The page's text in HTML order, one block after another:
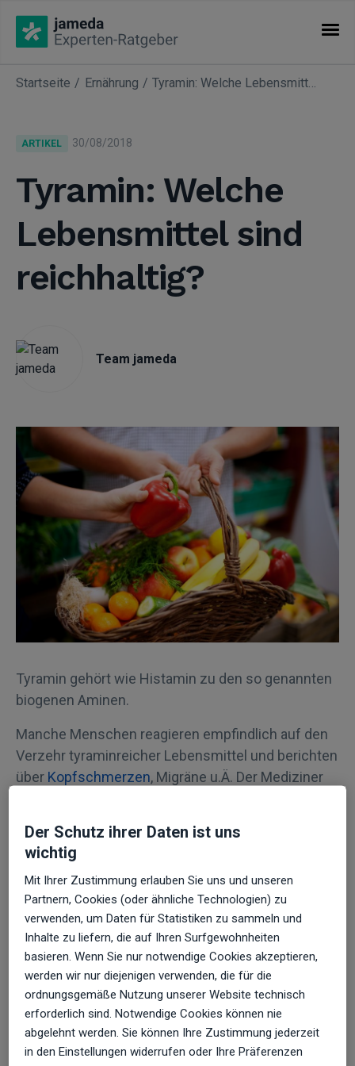
KATEGORIEN
Fachgebiete
Startseite Ernährung Tyramin: Welche Lebensmittel sind reichhaltig?
ARTIKEL 30/08/2018
Tyramin: Welche
Lebensmittel sind
reichhaltig?
Team jameda
Tyramin gehört wie Histamin zu den so genannten
biogenen Aminen.
Manche Menschen reagieren empfindlich auf den
Verzehr tyraminreicher Lebensmittel und berichten
über Kopfschmerzen, Migräne u.Ä. Der Mediziner
bestimmter Medikamente (so genannte MAO-
Hemmer), kann es erforderlich werden, eine
tyraminarme Diät einzuhalten.
Diese Lebensmittel
enthalten besonders viel
…
Fleisch
Leber (alle Sorten) und mit Zartmachern
Der Schutz ihrer Daten ist uns
wichtig
Mit Ihrer Zustimmung erlauben Sie uns und unseren
Partnern, Cookies (oder ähnliche Technologien) zu
verwenden, um Daten für Statistiken zu sammeln und
Inhalte zu liefern, die auf Ihren Surfgewohnheiten
basieren. Wenn Sie nur notwendige Cookies akzeptieren,
werden wir nur diejenigen verwenden, die für die
ordnungsgemäße Nutzung unserer Website technisch
erforderlich sind. Notwendige Cookies können nie
abgelehnt werden. Sie können Ihre Zustimmung jederzeit
in den Einstellungen widerrufen oder Ihre Präferenzen